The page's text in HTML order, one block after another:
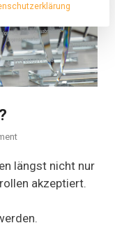
on
wird
Algensommelier?
längst nicht nur
akzeptiert.